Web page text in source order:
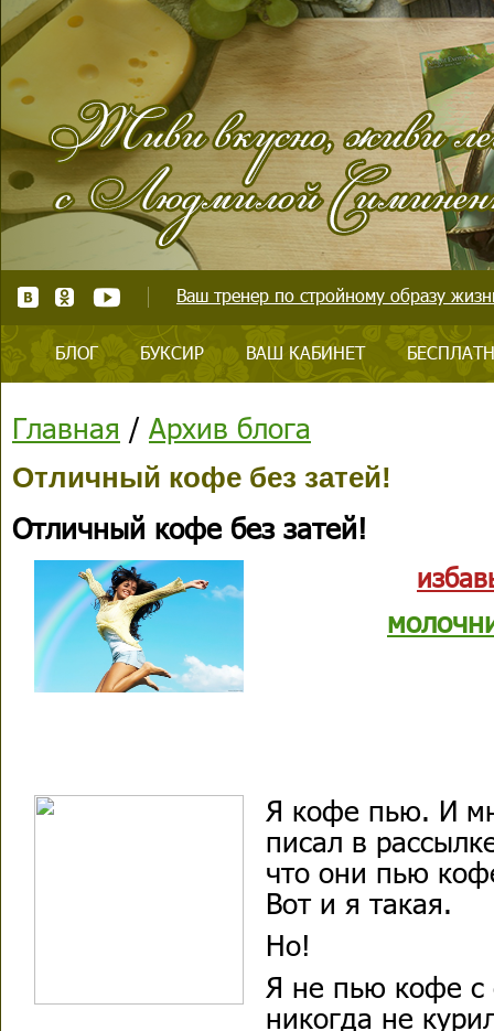
Ваш тренер по стройному образу
БЛОГ БУКСИР ВАШ КАБИНЕТ
Главная / Архив блога
Отличный кофе без затей!
Отличный кофе без затей!
Я кофе пью. И
писал в
что они пью
Вот и я такая.
Но!
Я не пью кофе с
никогда не